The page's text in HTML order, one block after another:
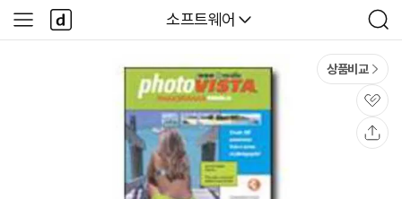
다나와
소프트웨어
검
색
사
이
다
나
와
상품비교
관
심